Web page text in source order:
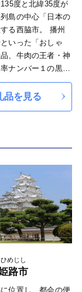
度と北緯35度が
島の中心「日本の
る西脇市。 播州
いった「おしゃ
、牛肉の王者・神
ナンバー１の黒田
山田錦など「おい
ふるさとです。 特
品を見る
ひめじし
路市
位置し、都会の便